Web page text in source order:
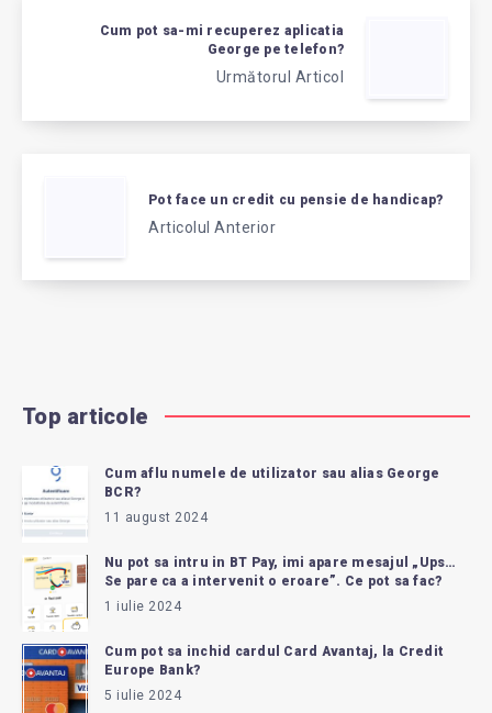
Cum pot sa-mi recuperez aplicatia
George pe telefon?
Următorul Articol
Pot face un credit cu pensie de handicap?
Articolul Anterior
Top articole
Cum aflu numele de utilizator sau alias George
BCR?
11 august 2024
Nu pot sa intru in BT Pay, imi apare mesajul „Ups…
Se pare ca a intervenit o eroare”. Ce pot sa fac?
1 iulie 2024
Cum pot sa inchid cardul Card Avantaj, la Credit
Europe Bank?
5 iulie 2024